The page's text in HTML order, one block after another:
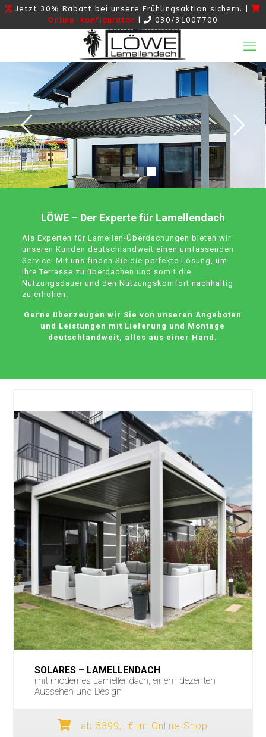
Jetzt 30% Rabatt bei unsere Frühlingsaktion sichern. |
Online-Konfigurator
030/31007700
LÖWE – Der Experte für Lamellendach
Als Experten für Lamellen-Überdachungen bieten wir
unseren Kunden deutschlandweit einen umfassenden
Service. Mit uns finden Sie die perfekte Lösung, um
Ihre Terrasse zu überdachen und somit die
Nutzungsdauer und den Nutzungskomfort nachhaltig
zu erhöhen.
Gerne überzeugen wir Sie von unseren Angeboten
und Leistungen mit Lieferung und Montage
deutschlandweit, alles aus einer Hand.
SOLARES – LAMELLENDACH
mit modernes Lamellendach, einem dezenten
Aussehen und Design
ab 5399,- € im Online-Shop